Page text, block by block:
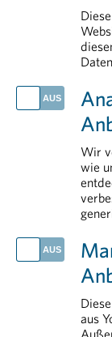
Zollpolitik
Globaler Schlag
Wir
wie
aus